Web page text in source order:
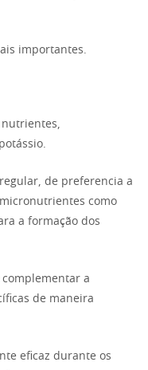
importantes.
nutrientes,
de preferencia a
como
a formação dos
a
de maneira
eficaz durante os